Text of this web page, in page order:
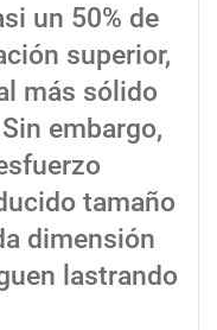
un 50% de
superior,
más sólido
embargo,
tamaño
dimensión
lastrando